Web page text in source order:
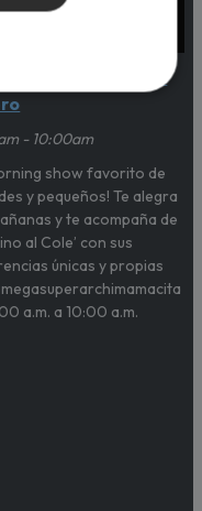
my Gachi' con Gachi
- 10:00am
show favorito de
y pequeños! Te alegra
y te acompaña de
al Cole’ con sus
únicas y propias
a.m. a 10:00 a.m.